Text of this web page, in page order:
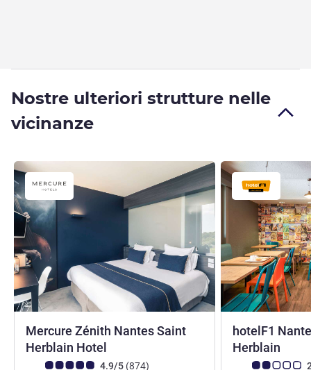
Nostre ulteriori strutture nelle
vicinanze
Mercure Zénith Nantes Saint
Herblain Hotel
Giudizio clienti (Valutazione ALL)
4.9/5 (874recensioni
)
hotelF1
Herblain
Giudizio clienti